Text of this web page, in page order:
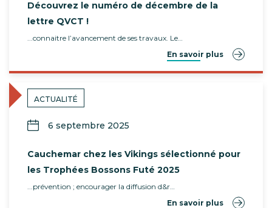
Découvrez le numéro de décembre de la
lettre QVCT !
...connaitre l’avancement de ses travaux. Le…
En savoir plus
ACTUALITÉ
6 septembre 2025
Cauchemar chez les Vikings sélectionné pour
les Trophées Bossons Futé 2025
...prévention ; encourager la diffusion d&r…
En savoir plus